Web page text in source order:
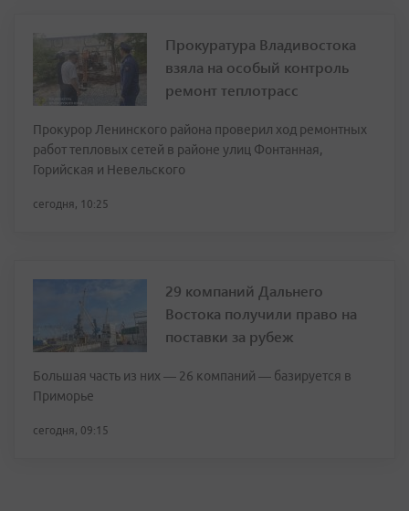
Прокуратура Владивостока
взяла на особый контроль
ремонт теплотрасс
Прокурор Ленинского района проверил ход ремонтных
работ тепловых сетей в районе улиц Фонтанная,
Горийская и Невельского
сегодня, 10:25
29 компаний Дальнего
Востока получили право на
поставки за рубеж
Большая часть из них — 26 компаний — базируется в
Приморье
сегодня, 09:15